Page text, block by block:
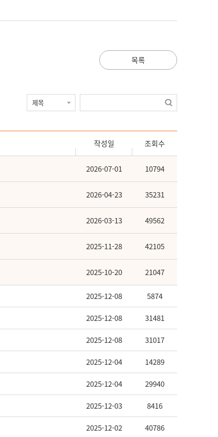
목록
작성일 조회수
2026-07-01 10794
2026-04-23 35231
2026-03-13 49562
2025-11-28 42105
2025-10-20 21047
2025-12-08 5874
2025-12-08 31481
2025-12-08 31017
2025-12-04 14289
2025-12-04 29940
2025-12-03 8416
2025-12-02 40786